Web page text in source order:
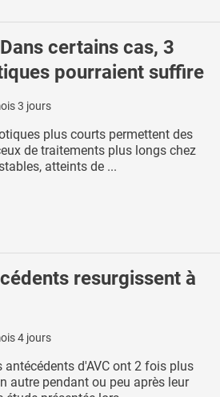
certains cas, 3
pourraient suffire
3 jours
plus courts permettent des
de traitements plus longs chez
atteints de ...
resurgissent à
4 jours
d'AVC ont 2 fois plus
autre pendant ou peu après leur